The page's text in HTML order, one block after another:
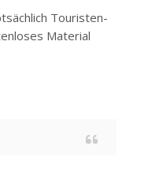
Touristen-
Material